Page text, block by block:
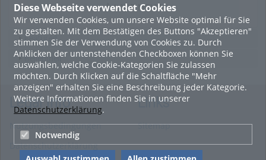
Diese Webseite verwendet Cookies
Wir verwenden Cookies, um unsere Website optimal für Sie
zu gestalten. Mit dem Bestätigen des Buttons "Akzeptieren"
stimmen Sie der Verwendung von Cookies zu. Durch
Anklicken der untenstehenden Checkboxen können Sie
auswählen, welche Cookie-Kategorien Sie zulassen
möchten. Durch Klicken auf die Schaltfläche "Mehr
anzeigen" erhalten Sie eine Beschreibung jeder Kategorie.
Weitere Informationen finden Sie in unserer
Datenschutzerklärung.
Notwendig
LADE MEHR
Featured
Beliebtheit
Legal Info
Nutzungsbedingungen
Datenschutzerklärung
Links
Sitemap